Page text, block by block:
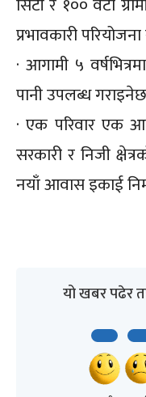
प्रभावकारी
· आगामी ५
पानी उपलब्ध
· एक परिवार एक
सरकारी र निजी
नयाँ आवास इकाई
यो खबर पढेर